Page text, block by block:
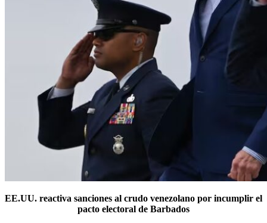
EE.UU. reactiva sanciones al crudo venezolano por incumplir el
pacto electoral de Barbados